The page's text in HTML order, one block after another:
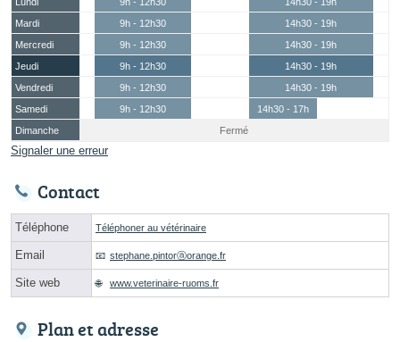
Mardi
9h - 12h30
14h30 - 19h
Mercredi
9h - 12h30
14h30 - 19h
Jeudi
9h - 12h30
14h30 - 19h
Vendredi
9h - 12h30
14h30 - 19h
Samedi
9h - 12h30
14h30 - 17h
Dimanche
Fermé
Signaler une erreur
Contact
Téléphone Téléphoner au vétérinaire
Email stephane.pintorⓐorange.fr
Site web www.veterinaire-ruoms.fr
Plan et adresse